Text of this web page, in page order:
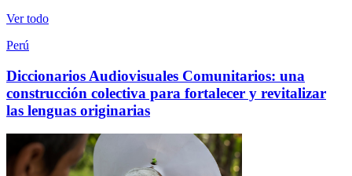
Ver todo
Perú
Diccionarios Audiovisuales Comunitarios: una
construcción colectiva para fortalecer y revitalizar
las lenguas originarias